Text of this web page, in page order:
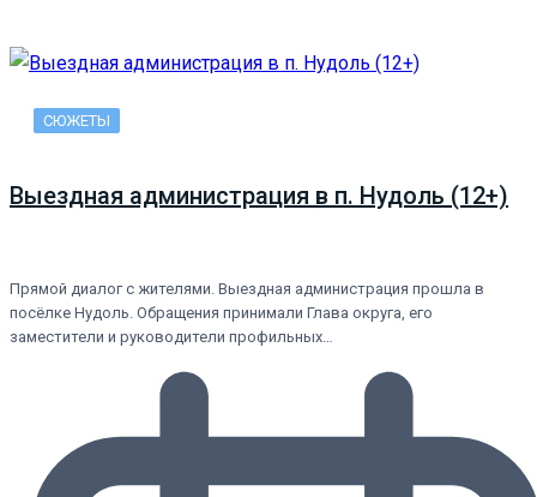
СЮЖЕТЫ
Выездная администрация в п. Нудоль (12+)
Прямой диалог с жителями. Выездная администрация прошла в
посёлке Нудоль. Обращения принимали Глава округа, его
заместители и руководители профильных…